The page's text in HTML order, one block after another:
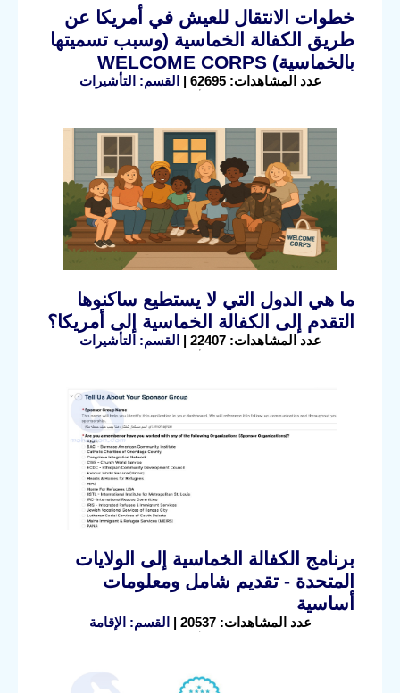
خطوات الانتقال للعيش في أمريكا عن
طريق الكفالة الخماسية (وسبب تسميتها
بالخماسية) WELCOME CORPS
عدد المشاهدات: 62695 | القسم: التأشيرات
ما هي الدول التي لا يستطيع ساكنوها
التقدم إلى الكفالة الخماسية إلى أمريكا؟
عدد المشاهدات: 22407 | القسم: التأشيرات
برنامج الكفالة الخماسية إلى الولايات
المتحدة - تقديم شامل ومعلومات
أساسية
عدد المشاهدات: 20537 | القسم: الإقامة